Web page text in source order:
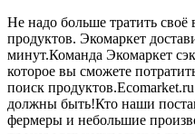
Не надо больше тратить
продуктов. Экомаркет
минут.Команда Экомаркет
которое вы сможете
поиск
должны быть!Кто наши
фермеры и небольшие